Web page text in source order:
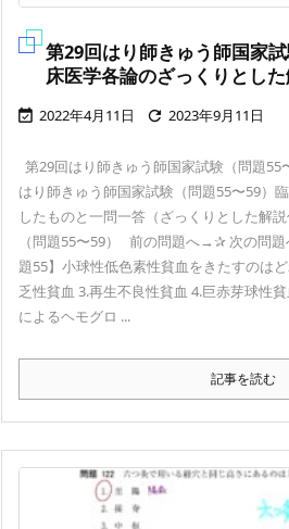
第29回はり師きゅう師国家
床医学各論のざっくりとし
 2022年4月11日  2023年9月11日
第29回はり師きゅう師国家試験（問題55
はり師きゅう師国家試験（問題55〜59）
したものと一問一答（ざっくりとした解
（問題55〜59） 前の問題へ→✰ 次の問
題55】小球性低色素性貧血をきたすのは
乏性貧血 3.再生不良性貧血 4.巨赤芽球性
によるヘモグロ ...
記事を読む